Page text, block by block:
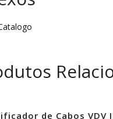
de Cabos VDV